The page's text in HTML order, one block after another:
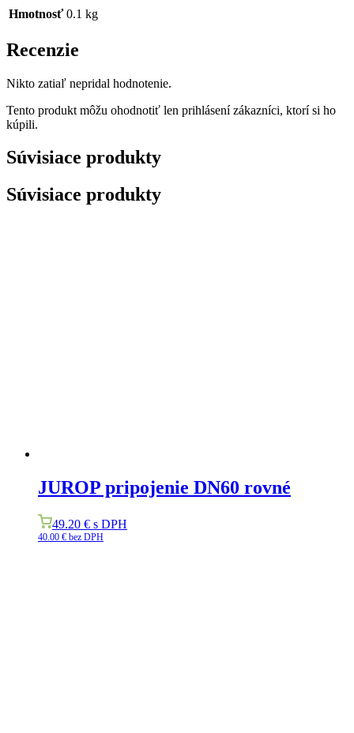
Hmotnosť 0.1 kg
Recenzie
Nikto zatiaľ nepridal hodnotenie.
Tento produkt môžu ohodnotiť len prihlásení zákazníci, ktorí si ho
kúpili.
Súvisiace produkty
Súvisiace produkty
JUROP pripojenie DN60 rovné
49.20 € s DPH
40.00 € bez DPH